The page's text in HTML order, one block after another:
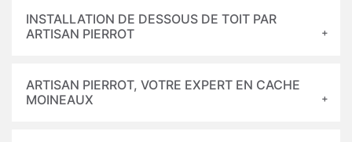
INSTALLATION DE DESSOUS DE TOIT PAR
ARTISAN PIERROT
ARTISAN PIERROT, VOTRE EXPERT EN CACHE
MOINEAUX